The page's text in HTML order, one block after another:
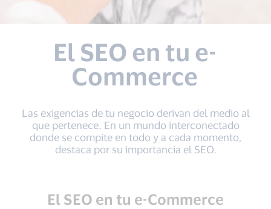
El SEO en tu e-
Commerce
Las exigencias de tu negocio derivan del medio al
que pertenece. En un mundo interconectado
donde se compite en todo y a cada momento,
destaca por su importancia el SEO.
El SEO en tu e-Commerce